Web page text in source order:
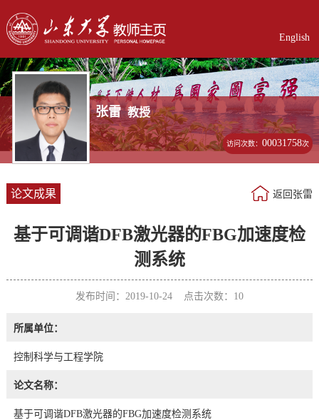
English
张雷 教授
访问次数：00031758次
论文成果 返回张雷
基于可调谐DFB激光器的FBG加速度检
测系统
发布时间：2019-10-24 点击次数： 10
所属单位：
控制科学与工程学院
论文名称：
基于可调谐DFB激光器的FBG加速度检测系统